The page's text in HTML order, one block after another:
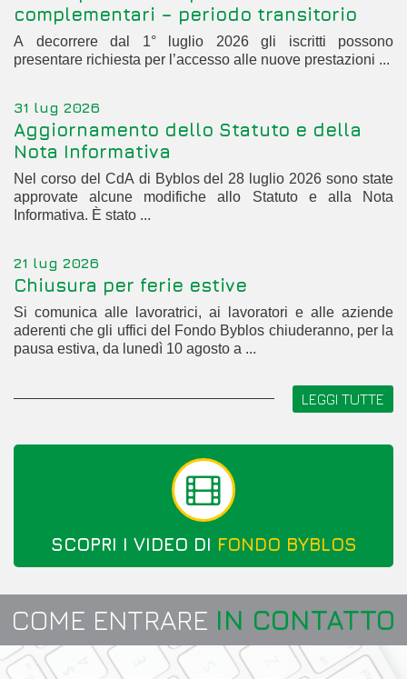
complementari – periodo transitorio
A decorrere dal 1° luglio 2026 gli iscritti possono
presentare richiesta per l’accesso alle nuove prestazioni ...
31 lug 2026
Aggiornamento dello Statuto e della
Nota Informativa
Nel corso del CdA di Byblos del 28 luglio 2026 sono state
approvate alcune modifiche allo Statuto e alla Nota
Informativa. È stato ...
21 lug 2026
Chiusura per ferie estive
Si comunica alle lavoratrici, ai lavoratori e alle aziende
aderenti che gli uffici del Fondo Byblos chiuderanno, per la
pausa estiva, da lunedì 10 agosto a ...
LEGGI TUTTE
SCOPRI I VIDEO DI FONDO BYBLOS
COME ENTRARE IN CONTATTO